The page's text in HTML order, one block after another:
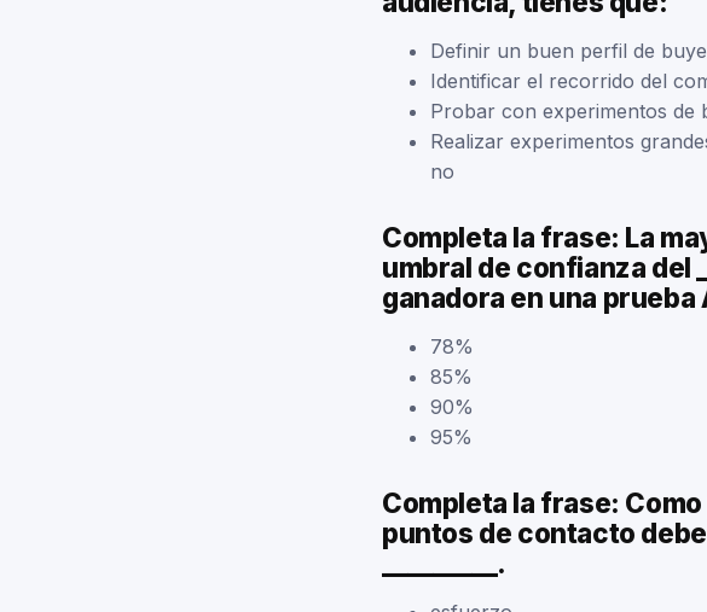
Definir un buen perfil de
Identificar el recorrido del
Probar con experimentos de
Realizar experimentos
no
Completa la frase: La
umbral de confianza del
ganadora en una prueba
78%
85%
90%
95%
Completa la frase:
puntos de contacto
_________.